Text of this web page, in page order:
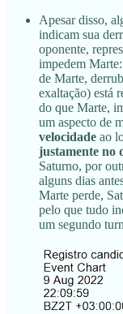
Apesar disso,
indicam sua
oponente,
impedem
de Marte,
exaltação) está
do que Marte,
um aspecto de
velocidade ao
justamente no
Saturno, por
alguns dias
Marte perde,
pelo que tudo
um segundo